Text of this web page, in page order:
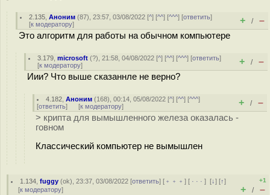
2.135 ,Аноним (87), 23:57, 03/08/2022 [^] [^^] [^^^] [ответить]
[к модератору] + / –
Это алгоритм для работы на обычном компьютере
3.179 ,microsoft (?), 21:58, 04/08/2022 [^] [^^] [^^^] [ответить]
[к модератору] + / –
Иии? Что выше сказаннле не верно?
4.182 ,Аноним (168), 00:14, 05/08/2022 [^] [^^] [^^^]
[ответить] [к модератору] + / –
> крипта для вымышленного железа оказалась -
говном
Классический компьютер не вымышлен
1.134 ,fuggy (ok), 23:37, 03/08/2022 [ответить] [ ﹢﹢﹢] [ · · ·][↓] [↑]
[к модератору]
+1
+ / –